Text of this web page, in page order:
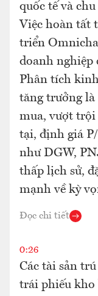
quốc tế và
Việc hoàn tất
triển
doanh nghiệp
Phân tích
tăng trưởng là
mua, vượt trội
tại, định giá
như DGW,
thấp lịch sử,
mạnh về kỳ
Đọc chi tiết
0:26
Các tài sản
trái phiếu kho